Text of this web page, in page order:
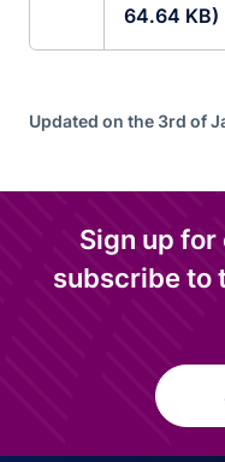
64.64 KB)
Updated on the 3rd of
Sign up
subscribe to